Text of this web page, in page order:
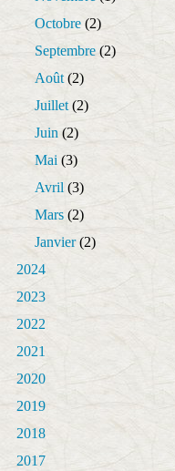
Octobre (2)
Septembre (2)
Août (2)
Juillet (2)
Juin (2)
Mai (3)
Avril (3)
Mars (2)
Janvier(2)
2024
2023
2022
2021
2020
2019
2018
2017